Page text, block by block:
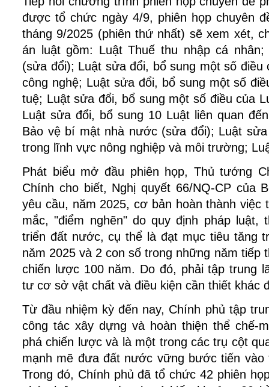
được tổ chức ngày 4/9, phiên họp chuyên
tháng 9/2025 (phiên thứ nhất) sẽ xem xét,
án luật gồm: Luật Thuế thu nhập cá nhân;
(sửa đổi); Luật sửa đổi, bổ sung một số điều
công nghệ; Luật sửa đổi, bổ sung một số
tuệ; Luật sửa đổi, bổ sung một số điều của
Luật sửa đổi, bổ sung 10 Luật liên quan
Bảo vệ bí mật nhà nước (sửa đổi); Luật
trong lĩnh vực nông nghiệp và môi trường;
Phát biểu mở đầu phiên họp, Thủ tướng
Chính cho biết, Nghị quyết 66/NQ-CP của
yêu cầu, năm 2025, cơ bản hoàn thành việc
mắc, "điểm nghẽn" do quy định pháp luật,
triển đất nước, cụ thể là đạt mục tiêu tăng
năm 2025 và 2 con số trong những năm tiếp
chiến lược 100 năm. Do đó, phải tập trung
tư cơ sở vật chất và điều kiện cần thiết khác
Từ đầu nhiệm kỳ đến nay, Chính phủ tập
công tác xây dựng và hoàn thiện thể chế-
phá chiến lược và là một trong các trụ cột
mạnh mẽ đưa đất nước vững bước tiến vào
Trong đó, Chính phủ đã tổ chức 42 phiên